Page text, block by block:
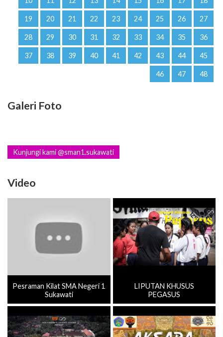
19 20 21 22 23 24 25 26 27
28 29 30 31 32 33 34 35 36
37 38 39 40 41 42 43 44 45
46 47 48
Galeri Foto
Kunjungi kami @sman1.sukawati
Video
Pesraman Kilat SMA Negeri 1
Sukawati
LIPUTAN KHUSUS
PEGASUS